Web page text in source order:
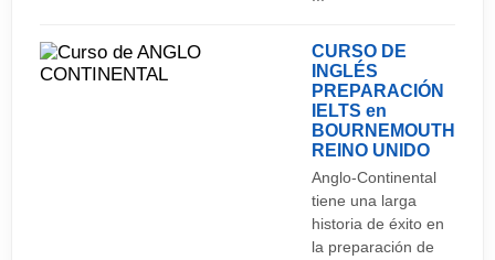
CURSO DE
INGLÉS
PREPARACIÓN
IELTS en
BOURNEMOUTH
REINO UNIDO
Anglo-Continental
tiene una larga
historia de éxito en
la preparación de